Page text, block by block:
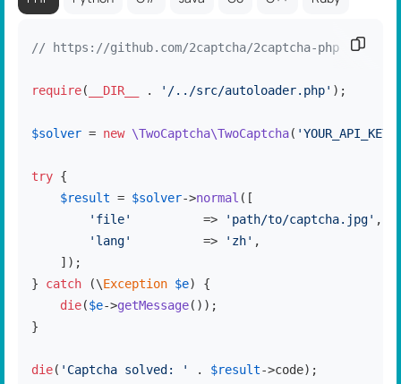
// https://github.com/2captcha/2captcha-php
require( __DIR__ . '/../src/autoloader.php' );
$solver = new \TwoCaptcha\TwoCaptcha( 'YOUR_API_KEY'
try {
$result = $solver->normal ([
'file'
          =>
'path/to/captcha.jpg' ,
'lang'
          =>
'zh' ,
    ]);
} catch (\Exception $e) {
die($e->getMessage());
}
die( 'Captcha solved: ' . $result->code);
复制代